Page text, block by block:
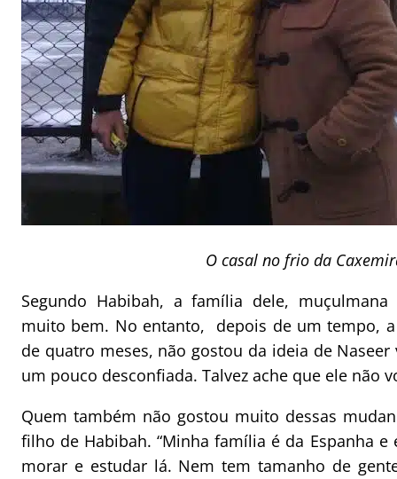
O casal no frio da
Segundo Habibah, a família dele,
muito bem. No entanto, depois de um tempo,
de quatro meses, não gostou da ideia de Naseer
um pouco desconfiada. Talvez ache que ele não
Quem também não gostou muito dessas
filho de Habibah. “Minha família é da Espanha
morar e estudar lá. Nem tem tamanho de